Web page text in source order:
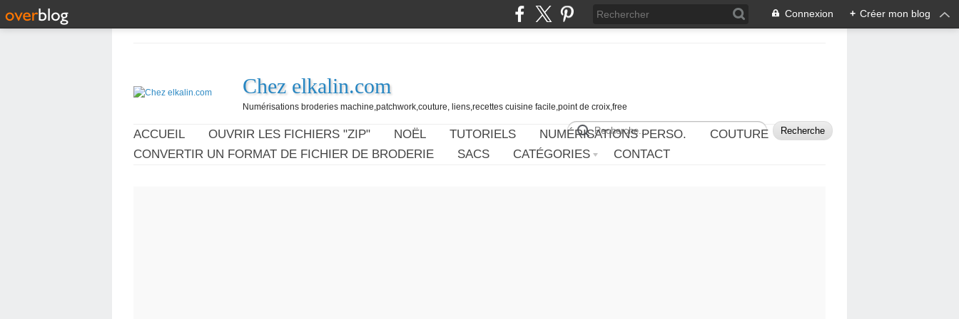
Connexion + Créer mon blog
Chez elkalin.com
Numérisations broderies machine,patchwork,couture, liens,recettes cuisine facile,point de croix,free
ACCUEIL OUVRIR LES FICHIERS "ZIP" NOËL TUTORIELS NUMÉRISATIONS PERSO.
COUTURE
CONVERTIR UN FORMAT DE FICHIER DE BRODERIE
SACS CATÉGORIES CONTACT